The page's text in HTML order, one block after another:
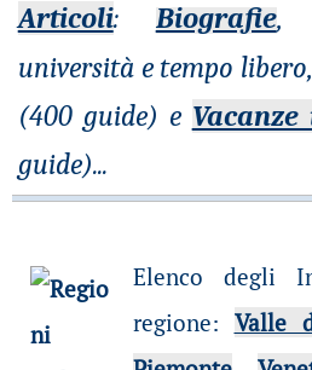
Articoli: Biografie,
università e tempo libero,
(400 guide) e
guide)...
Elenco degli
regione: Valle